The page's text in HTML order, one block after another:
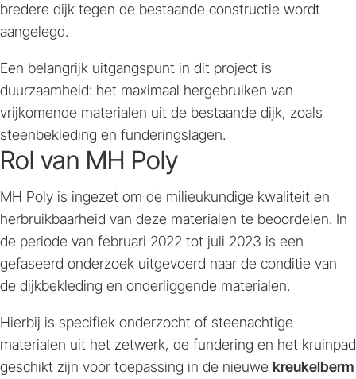
bredere dijk tegen de bestaande constructie wordt
aangelegd.
Een belangrijk uitgangspunt in dit project is
duurzaamheid: het maximaal hergebruiken van
vrijkomende materialen uit de bestaande dijk, zoals
steenbekleding en funderingslagen.
Rol van MH Poly
MH Poly is ingezet om de milieukundige kwaliteit en
herbruikbaarheid van deze materialen te beoordelen. In
de periode van februari 2022 tot juli 2023 is een
gefaseerd onderzoek uitgevoerd naar de conditie van
de dijkbekleding en onderliggende materialen.
Hierbij is specifiek onderzocht of steenachtige
materialen uit het zetwerk, de fundering en het kruinpad
geschikt zijn voor toepassing in de nieuwe kreukelberm